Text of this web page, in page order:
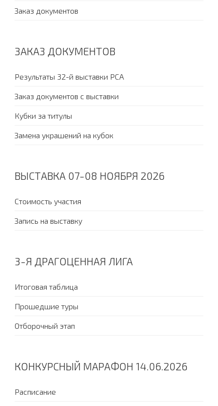
Заказ документов
ЗАКАЗ ДОКУМЕНТОВ
Результаты 32-й выставки PCA
Заказ документов с выставки
Кубки за титулы
Замена украшений на кубок
ВЫСТАВКА 07-08 НОЯБРЯ 2026
Стоимость участия
Запись на выставку
3-Я ДРАГОЦЕННАЯ ЛИГА
Итоговая таблица
Прошедшие туры
Отборочный этап
КОНКУРСНЫЙ МАРАФОН 14.06.2026
Расписание